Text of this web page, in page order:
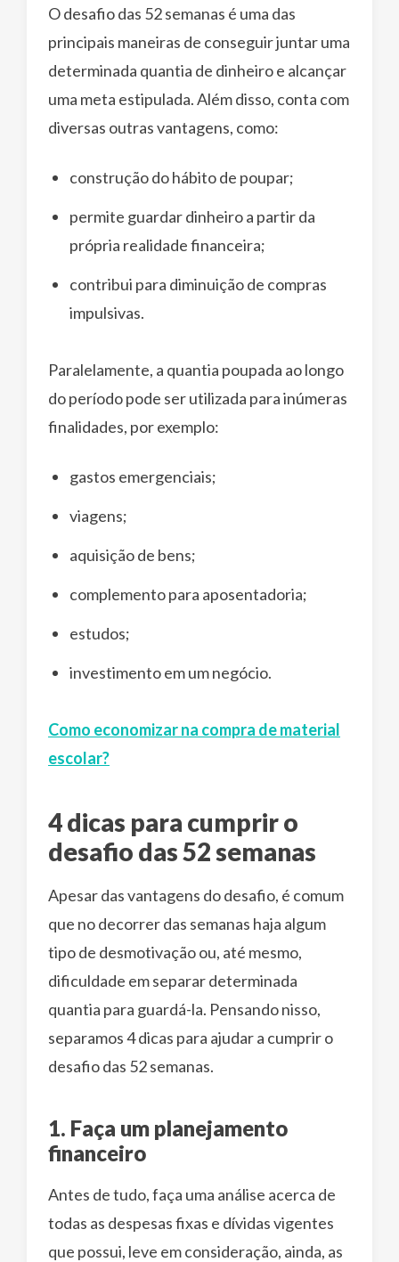
O desafio das 52 semanas é uma das
principais maneiras de conseguir juntar uma
determinada quantia de dinheiro e alcançar
uma meta estipulada. Além disso, conta com
diversas outras vantagens, como:
construção do hábito de poupar;
permite guardar dinheiro a partir da
própria realidade financeira;
contribui para diminuição de compras
impulsivas.
Paralelamente, a quantia poupada ao longo
do período pode ser utilizada para inúmeras
finalidades, por exemplo:
gastos emergenciais;
viagens;
aquisição de bens;
complemento para aposentadoria;
estudos;
investimento em um negócio.
Como economizar na compra de material
escolar?
4 dicas para cumprir o
desafio das 52 semanas
Apesar das vantagens do desafio, é comum
que no decorrer das semanas haja algum
tipo de desmotivação ou, até mesmo,
dificuldade em separar determinada
quantia para guardá-la. Pensando nisso,
separamos 4 dicas para ajudar a cumprir o
desafio das 52 semanas.
1. Faça um planejamento
financeiro
Antes de tudo, faça uma análise acerca de
todas as despesas fixas e dívidas vigentes
que possui, leve em consideração, ainda, as